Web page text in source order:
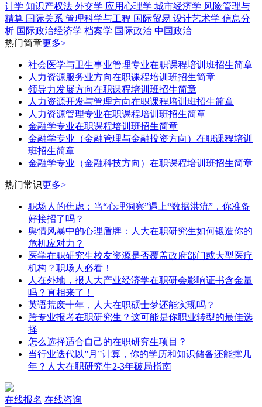
计学 知识产权法 外交学 应用心理学 城市经济学 风险管理与
精算 国际关系 管理科学与工程 国际贸易 设计艺术学 信息分
析 国际政治经济学 档案学 国际政治 中国政治
热门简章更多>
社会医学与卫生事业管理专业在职课程培训班招生简章
人力资源服务业方向在职课程培训班招生简章
领导力发展方向在职课程培训班招生简章
人力资源开发与管理方向在职课程培训班招生简章
人力资源管理专业在职课程培训班招生简章
金融学专业在职课程培训班招生简章
金融学专业（金融管理与金融投资方向）在职课程培训
班招生简章
​金融学专业（​金融科技方向）在职课程培训班招生简章
热门常识更多>
职场人的焦虑：当“心理洞察”遇上“数据洪流”，你准备
好接招了吗？
舆情风暴中的心理盾牌：人大在职研究生如何锻造你的
危机应对力？
医学在职研究生校友资源是否覆盖政府部门或大型医疗
机构？职场人必看！
人在外地，报人大产业经济学在职研会影响证书含金量
吗？真相来了！
英语荒废十年，人大在职硕士梦还能实现吗？
跨专业报考在职研究生？这可能是你职业转型的最佳选
择
怎么选择适合自己的在职研究生项目？
当行业迭代以”月”计算，你的学历和知识储备还能撑几
年？人大在职研究生2-3年破局指南
在线报名 在线咨询